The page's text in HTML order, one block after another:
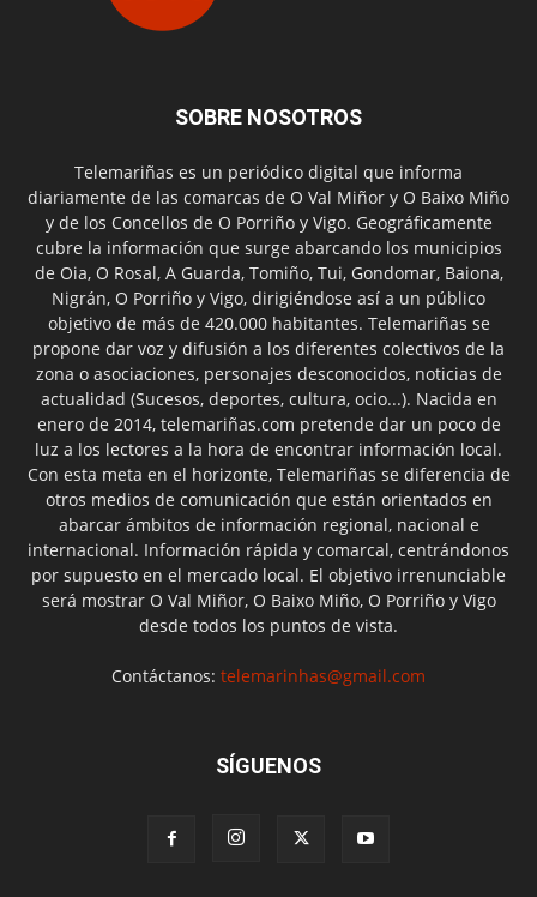
SOBRE NOSOTROS
Telemariñas es un periódico digital que informa
diariamente de las comarcas de O Val Miñor y O Baixo Miño
y de los Concellos de O Porriño y Vigo. Geográficamente
cubre la información que surge abarcando los municipios
de Oia, O Rosal, A Guarda, Tomiño, Tui, Gondomar, Baiona,
Nigrán, O Porriño y Vigo, dirigiéndose así a un público
objetivo de más de 420.000 habitantes. Telemariñas se
propone dar voz y difusión a los diferentes colectivos de la
zona o asociaciones, personajes desconocidos, noticias de
actualidad (Sucesos, deportes, cultura, ocio...). Nacida en
enero de 2014, telemariñas.com pretende dar un poco de
luz a los lectores a la hora de encontrar información local.
Con esta meta en el horizonte, Telemariñas se diferencia de
otros medios de comunicación que están orientados en
abarcar ámbitos de información regional, nacional e
internacional. Información rápida y comarcal, centrándonos
por supuesto en el mercado local. El objetivo irrenunciable
será mostrar O Val Miñor, O Baixo Miño, O Porriño y Vigo
desde todos los puntos de vista.
Contáctanos: telemarinhas@gmail.com
SÍGUENOS